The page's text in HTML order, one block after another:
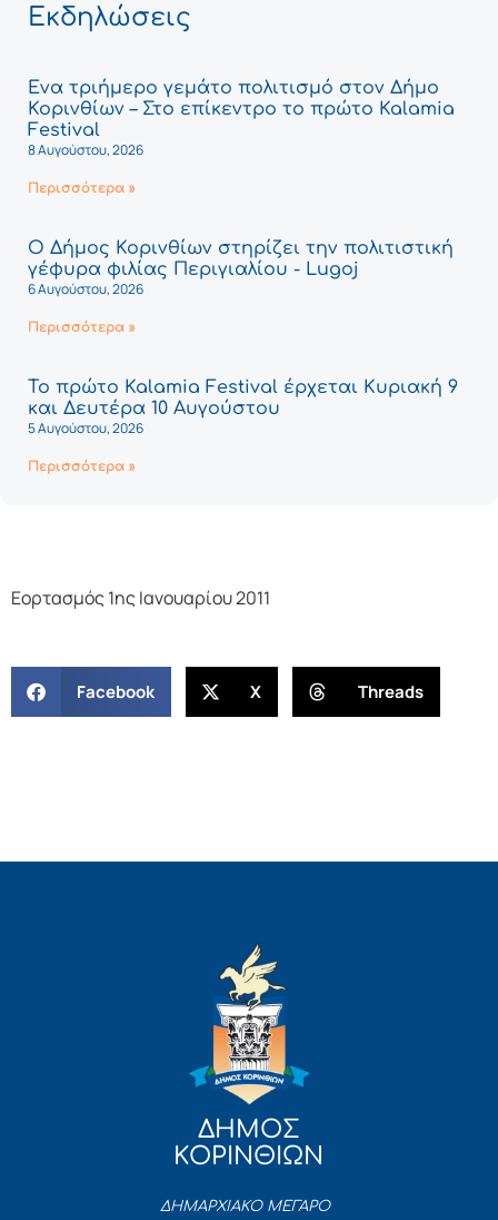
Εκδηλώσεις
Ένα τριήμερο γεμάτο πολιτισμό στον Δήμο
Κορινθίων – Στο επίκεντρο το πρώτο Kalamia
Festival
8 Αυγούστου, 2026
Περισσότερα »
Ο Δήμος Κορινθίων στηρίζει την πολιτιστική
γέφυρα φιλίας Περιγιαλίου - Lugoj
6 Αυγούστου, 2026
Περισσότερα »
Το πρώτο Kalamia Festival έρχεται Κυριακή 9
και Δευτέρα 10 Αυγούστου
5 Αυγούστου, 2026
Περισσότερα »
Εορτασμός 1ης Ιανουαρίου 2011
Facebook X Threads
ΔΗΜΟΣ
ΚΟΡΙΝΘΙΩΝ
ΔΗΜΑΡΧΙΑΚΟ ΜΕΓΑΡΟ